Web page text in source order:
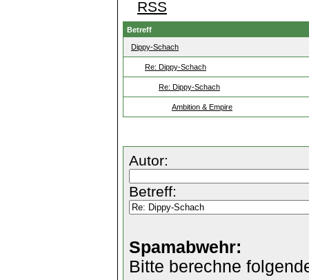
RSS
Betreff
Dippy-Schach
Re: Dippy-Schach
Re: Dippy-Schach
Ambition & Empire
Autor:
Betreff:
Spamabwehr:
Bitte berechne